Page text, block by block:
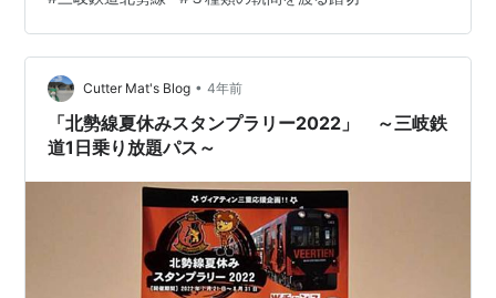
ていました。（当時は 近鉄北勢線でした。）
Cutter Mat's Blog • 4年前
「北勢線夏休みスタンプラリー2022」 ～三岐鉄
道1日乗り放題パス～